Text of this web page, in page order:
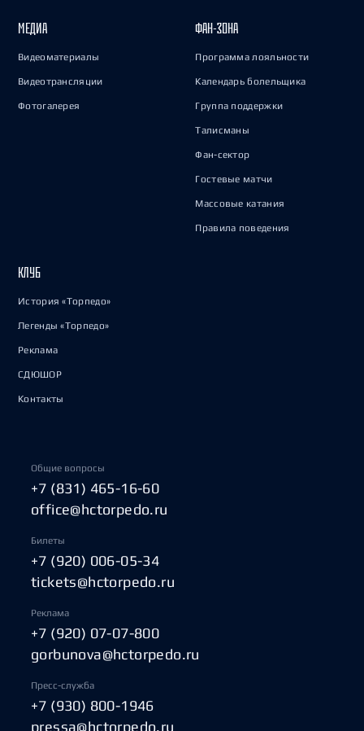
МЕДИА
Видеоматериалы
Видеотрансляции
Фотогалерея
ФАН-ЗОНА
Программа лояльности
Календарь болельщика
Группа поддержки
Талисманы
Фан-сектор
Гостевые матчи
Массовые катания
Правила поведения
КЛУБ
История «Торпедо»
Легенды «Торпедо»
Реклама
СДЮШОР
Контакты
Общие вопросы
+7 (831) 465-16-60
office@hctorpedo.ru
Билеты
+7 (920) 006-05-34
tickets@hctorpedo.ru
Реклама
+7 (920) 07-07-800
gorbunova@hctorpedo.ru
Пресс-служба
+7 (930) 800-1946
pressa@hctorpedo.ru